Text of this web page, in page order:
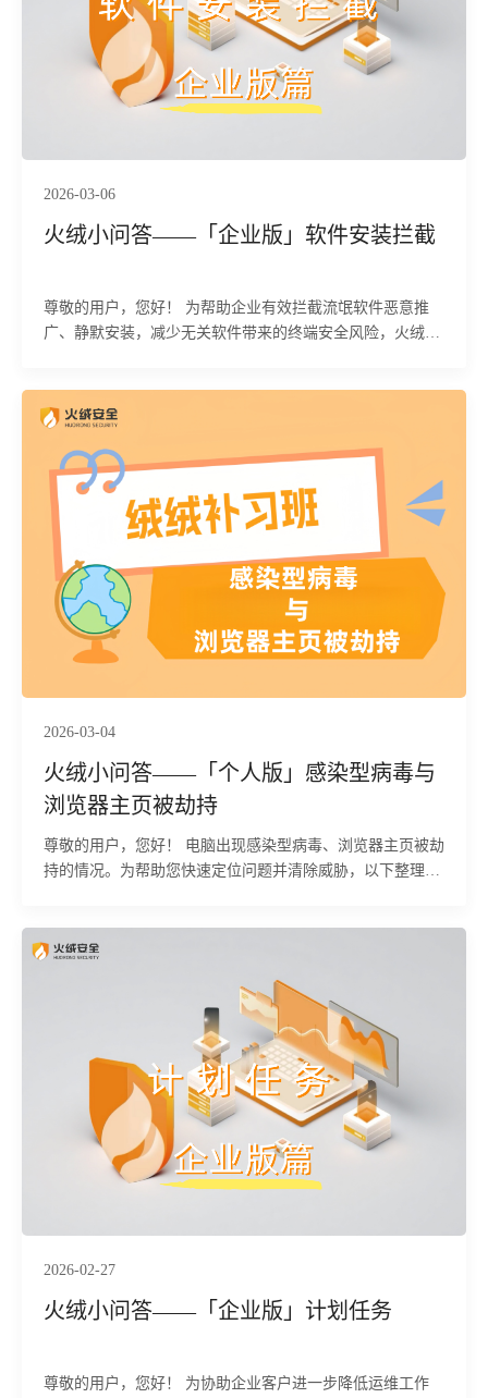
2026-03-06
火绒小问答——「企业版」软件安装拦截
尊敬的用户，您好！ 为帮助企业有效拦截流氓软件恶意推
广、静默安装，减少无关软件带来的终端安全风险，火绒终
化管控，助力企业打造更安全、规范的终端运行环境。
2026-03-04
火绒小问答——「个人版」感染型病毒与
浏览器主页被劫持
尊敬的用户，您好！ 电脑出现感染型病毒、浏览器主页被劫
持的情况。为帮助您快速定位问题并清除威胁，以下整理了
2026-02-27
火绒小问答——「企业版」计划任务
尊敬的用户，您好！ 为协助企业客户进一步降低运维工作